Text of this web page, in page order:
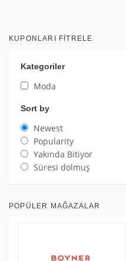
KUPONLARI FITRELE
Kategoriler
Moda
Sort by
Newest
Popularity
Yakında Bitiyor
Süresi dolmuş
POPÜLER MAĞAZALAR